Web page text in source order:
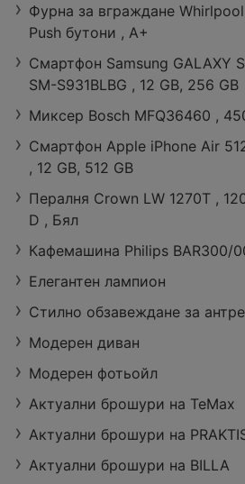
Сезонни нама
ления с до -6
49 страници
Фурна за вграждане Whirlpool
Push бутони , А+
Смартфон Samsung GALAXY
SM-S931BLBG , 12 GB, 256 GB
Миксер Bosch MFQ36460 ,
Смартфон Apple iPhone Air
, 12 GB, 512 GB
Пералня Crown LW 1270T ,
D , Бял
Кафемашина Philips BAR300/
Елегантен лампион
Стилно обзавеждане за антре
Модерен диван
Moдерен фотьойл
Актуални брошури на TeMax
Актуални брошури на
Актуални брошури на BILLA